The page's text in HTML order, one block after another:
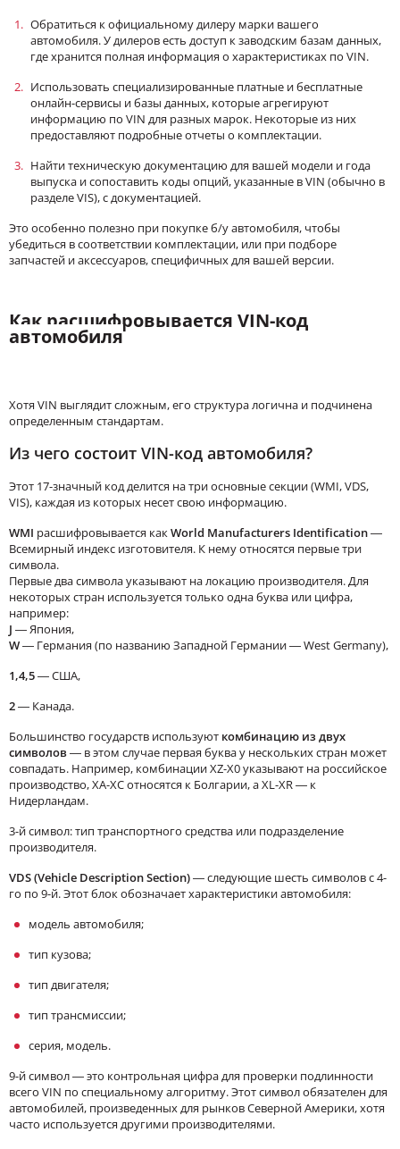
Обратиться к официальному дилеру марки вашего
автомобиля. У дилеров есть доступ к заводским базам данных,
где хранится полная информация о характеристиках по VIN.
Использовать специализированные платные и бесплатные
онлайн-сервисы и базы данных, которые агрегируют
информацию по VIN для разных марок. Некоторые из них
предоставляют подробные отчеты о комплектации.
Найти техническую документацию для вашей модели и года
выпуска и сопоставить коды опций, указанные в VIN (обычно в
разделе VIS), с документацией.
Это особенно полезно при покупке б/у автомобиля, чтобы
убедиться в соответствии комплектации, или при подборе
запчастей и аксессуаров, специфичных для вашей версии.
Как расшифровывается VIN-код
автомобиля
Хотя VIN выглядит сложным, его структура логична и подчинена
определенным стандартам.
Из чего состоит VIN-код автомобиля?
Этот 17-значный код делится на три основные секции (WMI, VDS,
VIS), каждая из которых несет свою информацию.
WMI расшифровывается какWorld Manufacturers Identification—
Всемирный индекс изготовителя. К нему относятся первые три
символа.
Первые два символа указывают на локацию производителя. Для
некоторых стран используется только одна буква или цифра,
например:
J — Япония,
W— Германия (по названию Западной Германии —West Germany),
1,4,5— США,
2— Канада.
Большинство государств используют комбинацию из двух
символов— в этом случае первая буква у нескольких стран может
совпадать. Например, комбинации XZ-X0 указывают на российское
производство, XA-XC относятся к Болгарии, а XL-XR — к
Нидерландам.
3-й символ: тип транспортного средства или подразделение
производителя.
VDS(Vehicle Description Section)— следующие шесть символов с 4-
го по 9-й. Этот блок обозначает характеристики автомобиля:
модель автомобиля;
тип кузова;
тип двигателя;
тип трансмиссии;
серия, модель.
9-й символ — это контрольная цифра для проверки подлинности
всего VIN по специальному алгоритму. Этот символ обязателен для
автомобилей, произведенных для рынков Северной Америки, хотя
часто используется другими производителями.